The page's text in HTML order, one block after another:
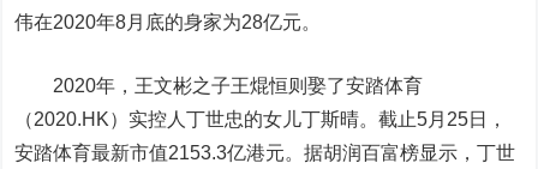
伟在2020年8月底的身家为28亿元。
2020年，王文彬之子王焜恒则娶了安踏体育
（2020.HK）实控人丁世忠的女儿丁斯晴。截止5月25日，
安踏体育最新市值2153.3亿港元。据胡润百富榜显示，丁世